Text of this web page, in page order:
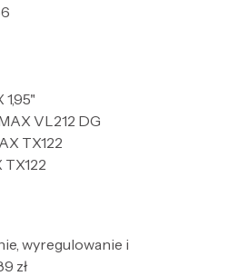
VL212 DG
TX122
wyregulowanie i
zł